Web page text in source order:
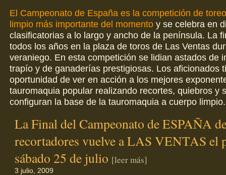
El Campeonato de España es la competición de
limpio más importante del momentoy se celebra en
clasificatorias a lo largo y ancho de la península. La
todos los años en la plaza de toros de Las Ventas
veraniego. En esta competición se lidian astados de
trapío y de ganaderías prestigiosas. Los aficionados
oportunidad de ver en acción a los mejores
tauromaquia popular realizando recortes, quiebros y
configuran la base de la tauromaquia a cuerpo limpio.
La Final del Campeonato de ESPAÑA
recortadores vuelve a LAS VENTAS el
sábado 25 de julio [leer más]
3 julio, 2009